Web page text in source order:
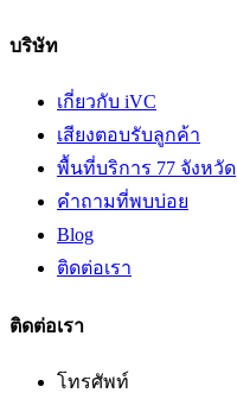
บริษัท
เกี่ยวกับ iVC
เสียงตอบรับลูกค้า
พื้นที่บริการ 77 จังหวัด
คำถามที่พบบ่อย
Blog
ติดต่อเรา
ติดต่อเรา
โทรศัพท์